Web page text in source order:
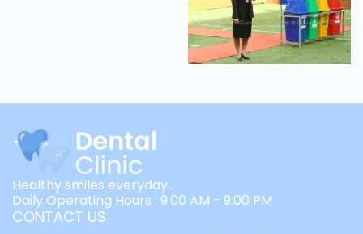
Healthy smiles everyday .
Daily Operating Hours : 9:00 AM - 9:00 PM
CONTACT US